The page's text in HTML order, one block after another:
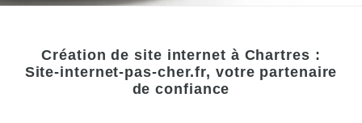
Création de site internet à Chartres :
Site-internet-pas-cher.fr, votre partenaire
de confiance